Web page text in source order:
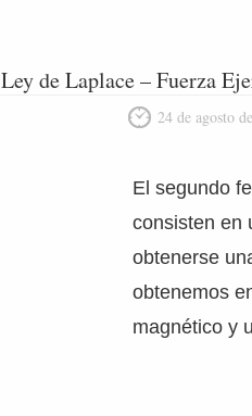
Ley de Laplace – Fuerza
24 de agosto
El segundo
consisten en
obtenerse
obtenemos
magnético y